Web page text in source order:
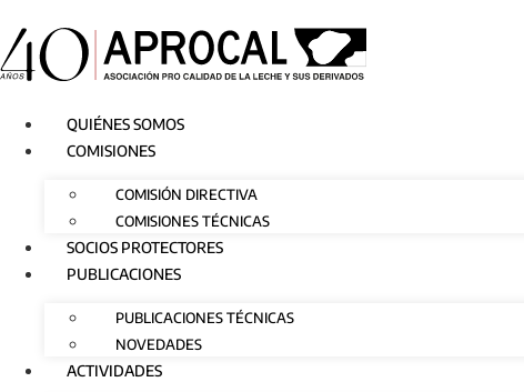
contenido
QUIÉNES SOMOS
COMISIONES
COMISIÓN DIRECTIVA
COMISIONES TÉCNICAS
SOCIOS PROTECTORES
PUBLICACIONES
PUBLICACIONES TÉCNICAS
NOVEDADES
ACTIVIDADES